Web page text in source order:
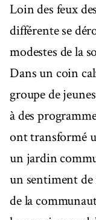
Loin des feux
différente se
modestes de la
Dans un coin
groupe de
à des
ont transformé
un jardin
un sentiment de
de la